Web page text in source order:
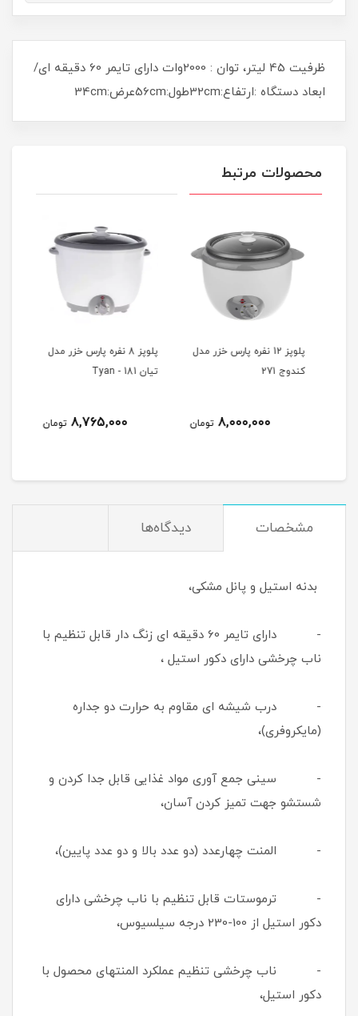
ظرفیت 45 لیتر، توان : 2000وات دارای تایمر 60 دقیقه ای/
ابعاد دستگاه :ارتفاع:32cmطول:56cmعرض:34cm
محصولات مرتبط
پلوپز 12 نفره پارس خزر مدل
كندوج 271
8,000,000 تومان
پلوپز 8 نفره پارس خزر مدل
تيان 181 - Tyan
8,765,000 تومان
مشخصات دیدگاه‌ها
بدنه استیل و پانل مشکی،
- دارای تایمر 60 دقیقه ای زنگ دار قابل تنظیم با
ناب چرخشی دارای دکور استیل ،
- درب شیشه ای مقاوم به حرارت دو جداره
(مایکروفری)،
- سینی جمع آوری مواد غذایی قابل جدا کردن و
شستشو جهت تمیز کردن آسان،
- المنت چهارعدد (دو عدد بالا و دو عدد پایین)،
- ترموستات قابل تنظیم با ناب چرخشی دارای
دکور استیل از 100-230 درجه سیلسیوس،
- ناب چرخشی تنظیم عملکرد المنتهای محصول با
دکور استیل،